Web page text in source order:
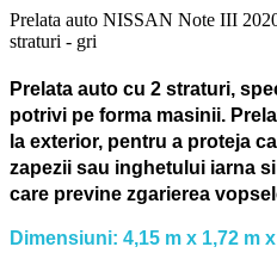
Prelata auto NISSAN Note III
straturi - gri
Prelata auto cu 2 straturi,
potrivi pe forma masinii.
la exterior, pentru a proteja
zapezii sau inghetului iarna
care previne zgarierea
Dimensiuni: 4,15 m x 1,72 m